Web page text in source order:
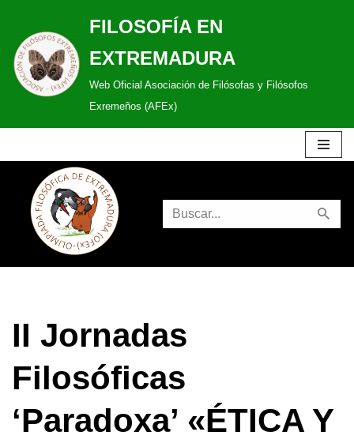
Saltar
al
contenido
FILOSOFÍA EN
EXTREMADURA
Web Oficial Asociación de Filósofas y Filósofos
Exremeños (AFEx)
II Jornadas
Filosóficas
‘Paradoxa’ «ÉTICA Y